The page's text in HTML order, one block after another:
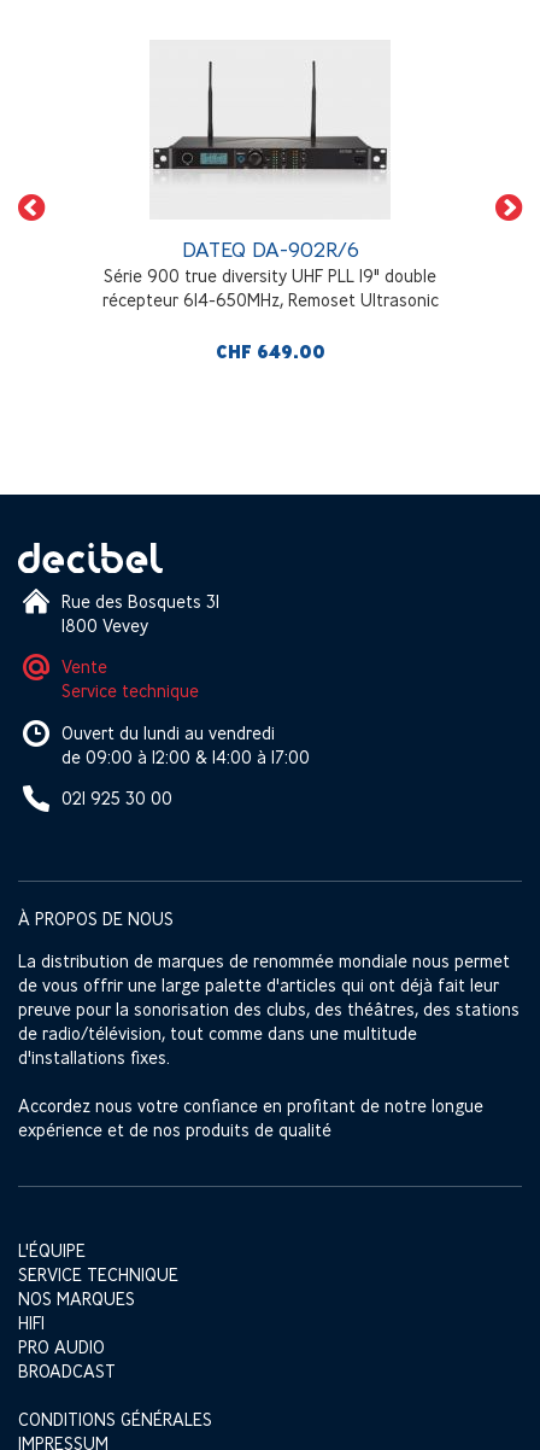
DATEQ DA-902R/6
Série 900 true diversity UHF PLL 19" double
récepteur 614-650MHz, Remoset Ultrasonic
CHF 649.00
Rue des Bosquets 31
1800 Vevey
Vente
Service technique
Ouvert du lundi au vendredi
de 09:00 à 12:00 & 14:00 à 17:00
021 925 30 00
À PROPOS DE NOUS
La distribution de marques de renommée mondiale nous permet
de vous offrir une large palette d'articles qui ont déjà fait leur
preuve pour la sonorisation des clubs, des théâtres, des stations
de radio/télévision, tout comme dans une multitude
d'installations fixes.
Accordez nous votre confiance en profitant de notre longue
expérience et de nos produits de qualité
L'ÉQUIPE
SERVICE TECHNIQUE
NOS MARQUES
HIFI
PRO AUDIO
BROADCAST
CONDITIONS GÉNÉRALES
IMPRESSUM